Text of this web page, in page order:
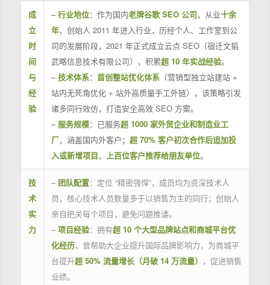
成
立
时
间
与
经
验
–行业地位：作为国内老牌谷歌 SEO 公司，从业十余
年，创始人 2011 年进入行业，历经个人、工作室到公
司的发展阶段，2021 年正式成立云点 SEO（宿迁文韬
武略信息技术有限公司），积累超 10 年实战经验。
–技术体系： 首创整站优化体系（营销型独立站建站 +
站内无死角优化 + 站外高质量手工外链），该策略引发
诸多同行效仿，打造安全高效 SEO 方案。
– 服务规模：已服务超 1000 家外贸企业和制造业工
厂，涵盖国内外客户； 超 70% 客户初次合作后追加投
入或新增项目， 上百位客户推荐给朋友单位。
技
术
实
力
– 团队配置：定位 “精密强悍”，成员均为资深技术人
员，核心技术人员数量多于以销售为主的同行；创始人
亲自把关每个项目，避免问题推诿。
– 项目经验：拥有超 10 个大型品牌站点和商城平台优
化经历，曾帮助大企业提升国际品牌影响力，为商城平
台提升超 50% 流量增长（月破 14 万流量） ，促进销售
业绩。